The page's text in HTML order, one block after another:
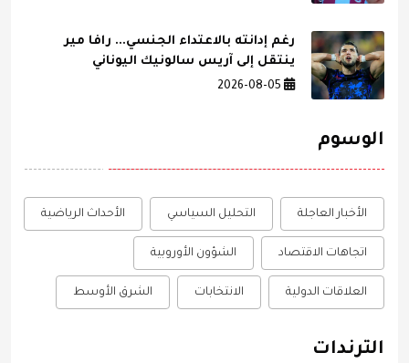
رغم إدانته بالاعتداء الجنسي... رافا مير
ينتقل إلى آريس سالونيك اليوناني
الوسوم
الأخبار العاجلة التحليل السياسي الأحداث الرياضية
اتجاهات الاقتصاد الشؤون الأوروبية
العلاقات الدولية الانتخابات الشرق الأوسط
الترندات